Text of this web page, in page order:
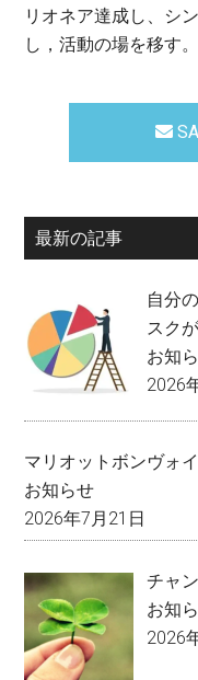
リオネア達成し、シ
し，活動の場を移す。
最新の記事
自分
スク
お知
2026
マリオットボンヴォ
お知らせ
2026年7月21日
チャ
お知
2026